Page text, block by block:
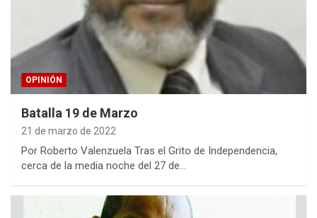
OPINIÓN
Batalla 19 de Marzo
21 de marzo de 2022
Por Roberto Valenzuela Tras el Grito de Independencia,
cerca de la media noche del 27 de…